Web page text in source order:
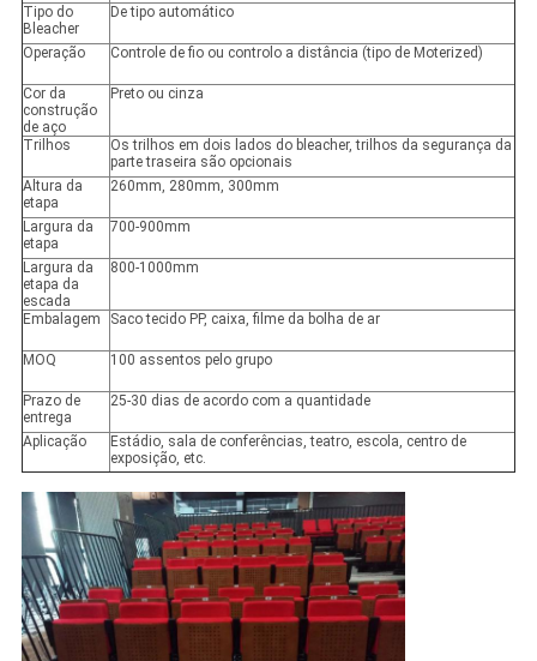
Tipo do
Bleacher
De tipo automático
Operação Controle de fio ou controlo a distância (tipo de Moterized)
Cor da
construção
de aço
Preto ou cinza
Trilhos
Os trilhos em dois lados do bleacher, trilhos da segurança da
parte traseira são opcionais
Altura da
etapa
260mm, 280mm, 300mm
Largura da
etapa
700-900mm
Largura da
etapa da
escada
800-1000mm
Embalagem Saco tecido PP, caixa, filme da bolha de ar
MOQ 100 assentos pelo grupo
Prazo de
entrega
25-30 dias de acordo com a quantidade
Aplicação
Estádio, sala de conferências, teatro, escola, centro de
exposição, etc.